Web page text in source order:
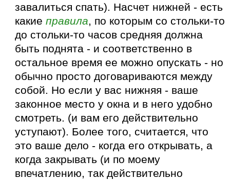
завалиться спать). Насчет нижней - есть
какиеправила, по которым со стольки-то
до стольки-то часов средняя должна
быть поднята - и соответственно в
остальное время ее можно опускать - но
обычно просто договариваются между
собой. Но если у вас нижняя - ваше
законное место у окна и в него удобно
смотреть. (и вам его действительно
уступают). Более того, считается, что
это ваше дело - когда его открывать, а
когда закрывать (и по моему
впечатлению, так действительно